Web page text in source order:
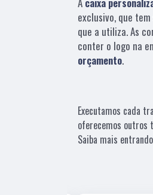
exclusivo, que
que a utiliza. As
conter o logo na
orçamento.
Executamos cada
oferecemos outros
Saiba mais